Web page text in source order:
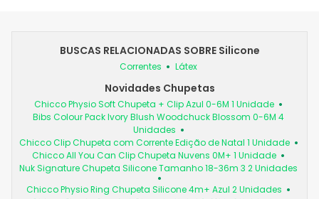
BUSCAS RELACIONADAS SOBRE Silicone
Correntes Látex
Novidades Chupetas
Chicco Physio Soft Chupeta + Clip Azul 0-6M 1 Unidade
Bibs Colour Pack Ivory Blush Woodchuck Blossom 0-6M 4
Unidades
Chicco Clip Chupeta com Corrente Edição de Natal 1 Unidade
Chicco All You Can Clip Chupeta Nuvens 0M+ 1 Unidade
Nuk Signature Chupeta Silicone Tamanho 18-36m 3 2 Unidades
Chicco Physio Ring Chupeta Silicone 4m+ Azul 2 Unidades